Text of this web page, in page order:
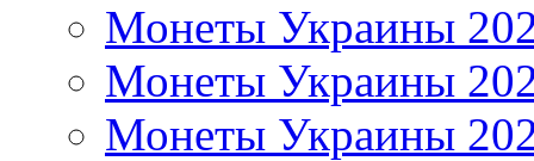
Монеты Украины
Монеты Украины
Монеты Украины